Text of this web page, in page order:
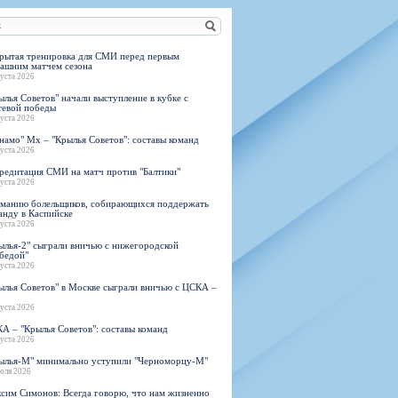
болельщиков
атрибутики
болельщика
и абонементы
на Яндекс Афиша
тренировка для СМИ перед первым
матчем сезона
2026
Советов" начали выступление в кубке с
победы
2026
Мх – "Крылья Советов": составы команд
2026
СМИ на матч против "Балтики"
2026
болельщиков, собирающихся поддержать
в Каспийске
2026
2" сыграли вничью с нижегородской
2026
Советов" в Москве сыграли вничью с ЦСКА –
2026
– "Крылья Советов": составы команд
2026
М" минимально уступили "Черноморцу-М"
2026
Симонов: Всегда говорю, что нам жизненно